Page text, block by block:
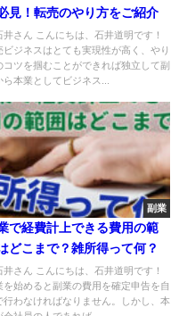
見！転売のやり方をご紹介
さん こんにちは、石井道明です！
ビジネスはとても実現性が高く、やり
コツを掴むことができれば独立して副
ら本業としてビジネス...
副業
で経費計上できる費用の範
どこまで？雑所得って何？
さん こんにちは、石井道明です！
を始めると副業の費用を確定申告を自
行わなければなりません。しかし、本